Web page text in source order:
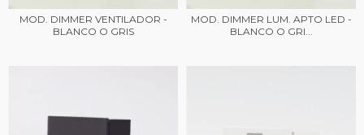
MOD. DIMMER VENTILADOR -
BLANCO O GRIS
MOD. DIMMER LUM. APTO LED -
BLANCO O GRI...